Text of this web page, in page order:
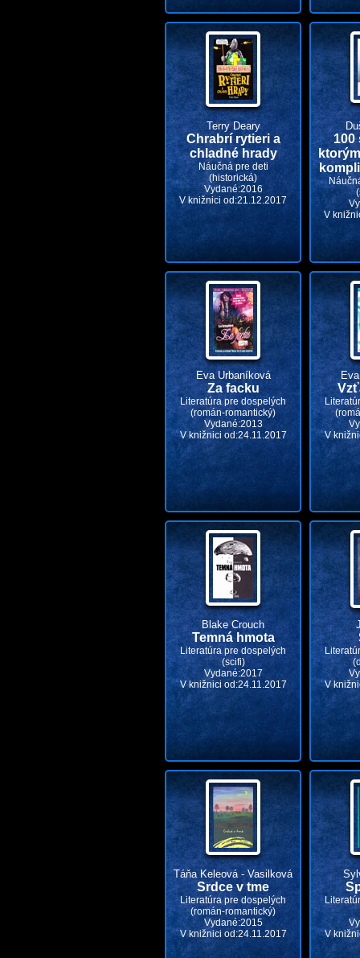
Terry Deary
Chrabrí rytieri a
chladné hrady
Náučná pre deti
(historická)
Vydané:2016
V knižnici od:21.12.2017
100
V
Eva Urbaníková
Za facku
Literatúra pre dospelých
(román-romantický)
Vydané:2013
V knižnici od:24.11.2017
V
Blake Crouch
Temná hmota
Literatúra pre dospelých
(scifi)
Vydané:2017
V knižnici od:24.11.2017
V
Táňa Keleová - Vasilková
Srdce v tme
Literatúra pre dospelých
(román-romantický)
Vydané:2015
V knižnici od:24.11.2017
V